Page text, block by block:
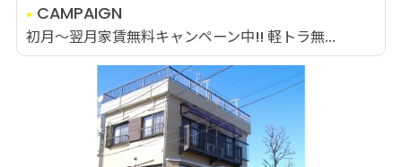
CAMPAIGN
初月～翌月家賃無料キャンペーン中!! 軽トラ無...